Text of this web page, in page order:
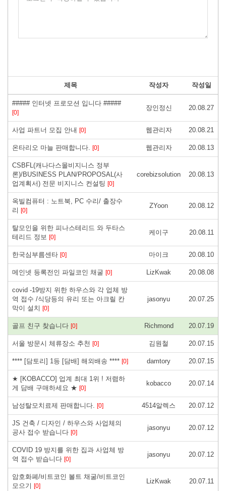
제목 작성자 작성일
##### 인터넷 프로모션 입니다 #####
[0]
장인정신 20.08.27
사업 파트너 모집 안내 [0] 웹관리자 20.08.21
온타리오 마늘 판매합니다. [0] 웹관리자 20.08.13
CSBFL(캐나다스몰비지니스 정부
론)/BUSINESS PLAN/PROPOSAL(사
업계획서) 전문 비지니스 컨설팅 [0]
corebizsolution 20.08.13
옥빌컴퓨터 : 노트북, PC 수리/ 출장수
리 [0]
ZYoon 20.08.12
탈모인을 위한 피나스테리드 와 두타스
테리드 정보 [0]
케이구 20.08.11
한국심부름센타 [0] 마이크 20.08.10
메인넷 등록전인 파일코인 채굴 [0] LizKwak 20.08.08
covid -19방지 위한 하우스와 각 업체 방
역 접수 /식당등의 유리 또는 아크릴 칸
막이 설치 [0]
jasonyu 20.07.25
골프 친구 찾습니다 [0] Richmond 20.07.19
서울 방문시 체류장소 추천 [0] 김원철 20.07.15
**** [담토리] 1등 [담배] 해외배송 **** [0] damtory 20.07.15
★ [KOBACCO] 업계 최대 1위 ! 저렴하
게 담배 구매하세요 ★ [0]
kobacco 20.07.14
남성탈모치료제 판매합니다. [0] 4514알렉스 20.07.12
JS 건축 / 디자인 / 하우스와 사업체의
공사 접수 받습니다 [0]
jasonyu 20.07.12
COVID 19 방지를 위한 집과 사업체 방
역 접수 받습니다 [0]
jasonyu 20.07.12
암호화폐/비트코인 볼트 채굴/비트코인
모으기 [0]
LizKwak 20.07.11